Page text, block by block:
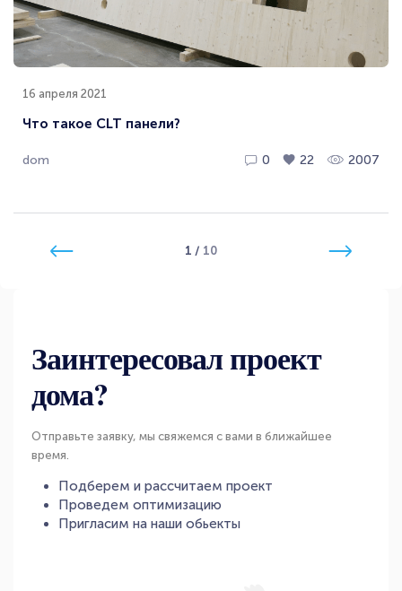
16 апреля 2021
Что такое CLT панели?
dom 0 22 2007
1 / 10
Заинтересовал проект
дома?
Отправьте заявку, мы свяжемся с вами в ближайшее
время.
Подберем и рассчитаем проект
Проведем оптимизацию
Пригласим на наши обьекты